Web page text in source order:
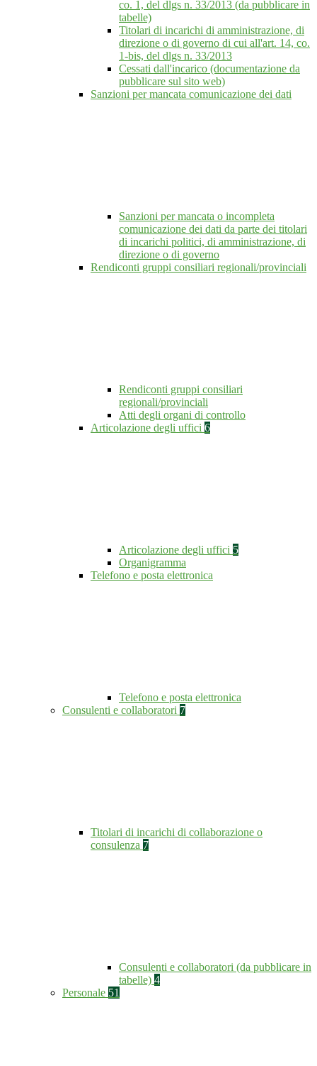
co. 1, del dlgs n. 33/2013 (da pubblicare in
tabelle)
Titolari di incarichi di amministrazione, di
direzione o di governo di cui all'art. 14, co.
1-bis, del dlgs n. 33/2013
Cessati dall'incarico (documentazione da
pubblicare sul sito web)
Sanzioni per mancata comunicazione dei dati
Sanzioni per mancata o incompleta
comunicazione dei dati da parte dei titolari
di incarichi politici, di amministrazione, di
direzione o di governo
Rendiconti gruppi consiliari regionali/provinciali
Rendiconti gruppi consiliari
regionali/provinciali
Atti degli organi di controllo
Articolazione degli uffici 6
Articolazione degli uffici 5
Organigramma
Telefono e posta elettronica
Telefono e posta elettronica
Consulenti e collaboratori 7
Titolari di incarichi di collaborazione o
consulenza 7
Consulenti e collaboratori (da pubblicare in
tabelle) 4
Personale 51